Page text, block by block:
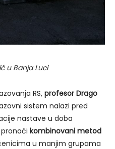
u Banja Luci
RS, profesor Drago
sistem nalazi pred
nastave u doba
kombinovani metod
u manjim grupama